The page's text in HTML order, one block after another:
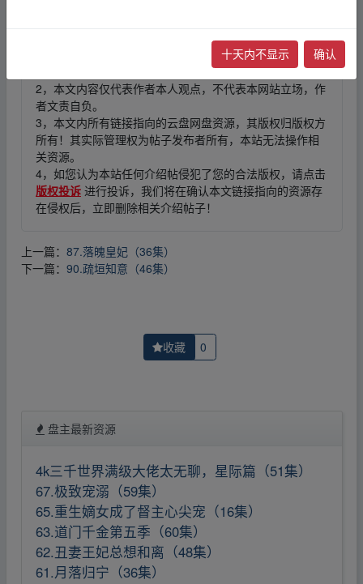
1，本站所有内容均为站内网盘爱好者分享发布的网盘链接
本站不存储任何实质资源数据。
2，本文内容仅代表作者本人观点，不代表本网站立场，作
者文责自负。
3，本文内所有链接指向的云盘网盘资源，其版权归版权方
所有！其实际管理权为帖子发布者所有，本站无法操作相
关资源。
4，如您认为本站任何介绍帖侵犯了您的合法版权，请点击
版权投诉 进行投诉，我们将在确认本文链接指向的资源存
在侵权后，立即删除相关介绍帖子！
上一篇： 87.落魄皇妃（36集）
下一篇： 90.疏垣知意（46集）
收藏 0
盘主最新资源
4k三千世界满级大佬太无聊，星际篇（51集）
67.极致宠溺（59集）
65.重生嫡女成了督主心尖宠（16集）
63.道门千金第五季（60集）
62.丑妻王妃总想和离（48集）
61.月落归宁（36集）
十天内不显示 确认